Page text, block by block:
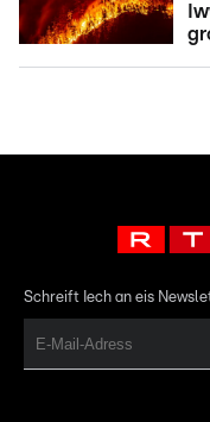
Schreift Iech an eis